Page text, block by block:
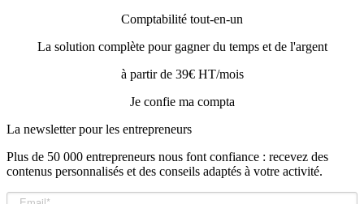
Comptabilité tout-en-un
La solution complète pour gagner du temps et de l'argent
à partir de 39€ HT/mois
Je confie ma compta
La newsletter pour les entrepreneurs
Plus de 50 000 entrepreneurs nous font confiance : recevez des
contenus personnalisés et des conseils adaptés à votre activité.